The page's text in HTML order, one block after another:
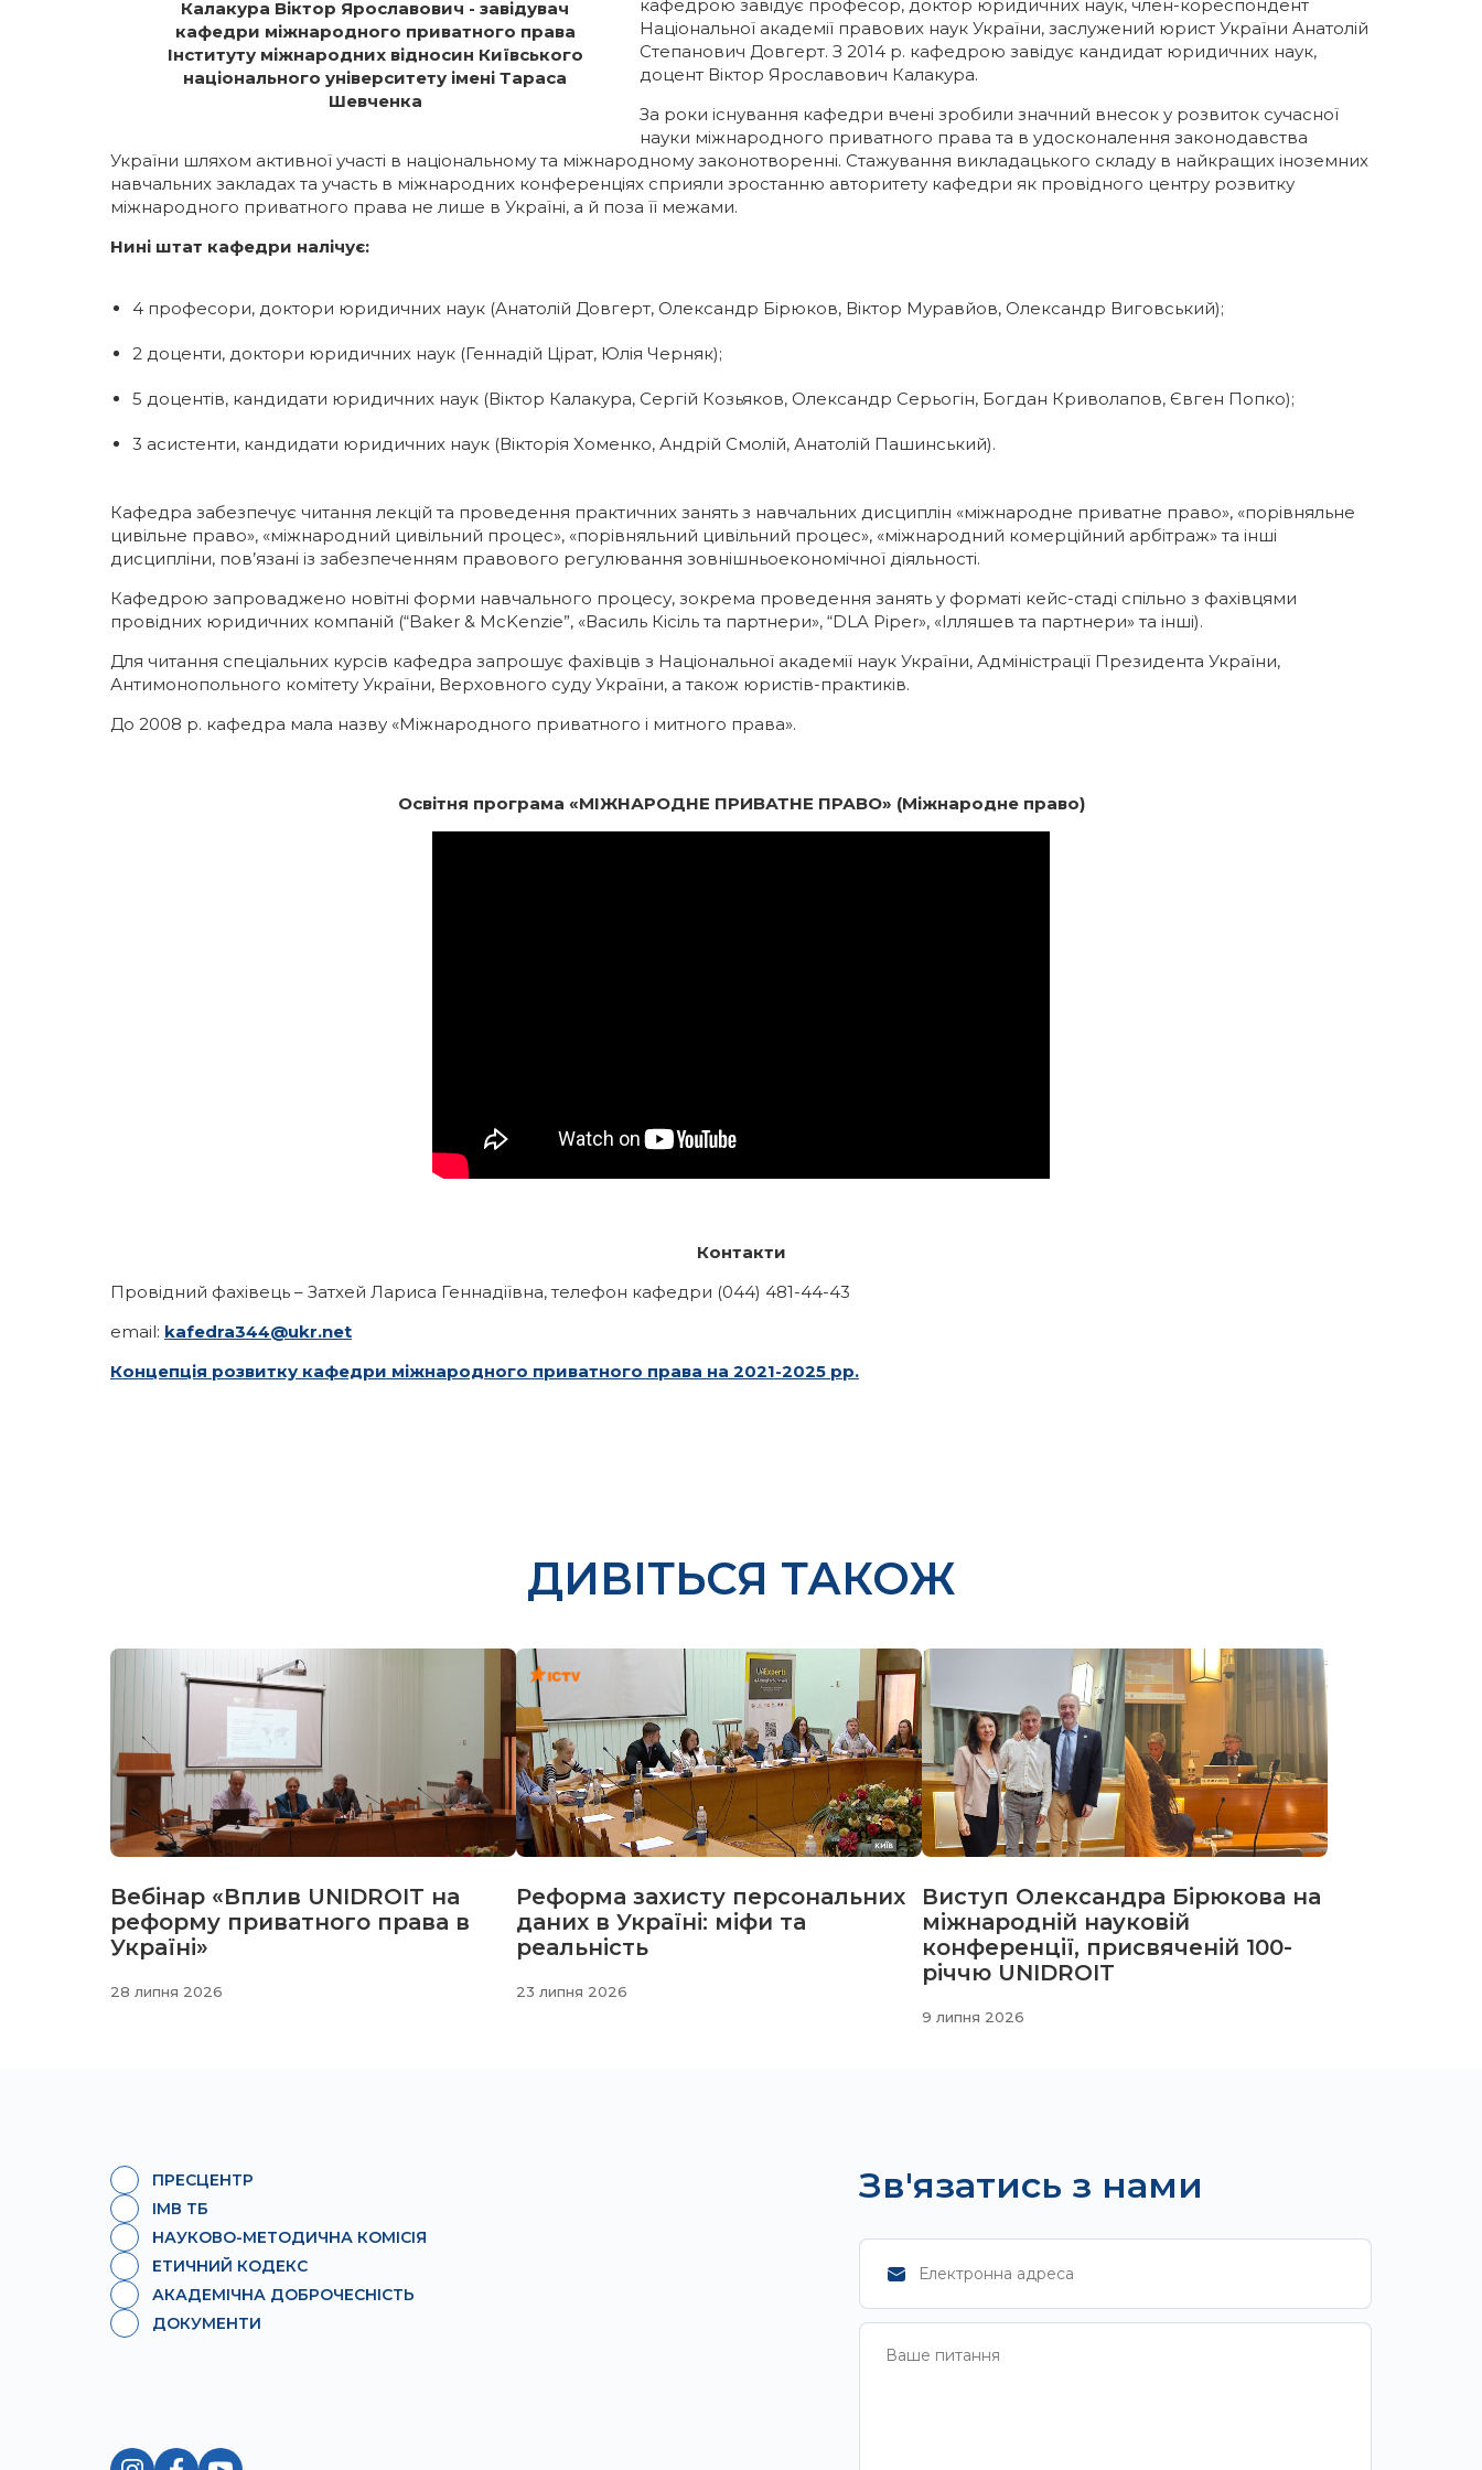
Калакура Віктор Ярославович - завідувач
кафедри міжнародного приватного права
Інституту міжнародних відносин Київського
національного університету імені Тараса
Шевченка
кафедрою завідує професор, доктор юридичних наук, член-кореспондент
Національної академії правових наук України, заслужений юрист України Анатолій
Степанович Довгерт. З 2014 р. кафедрою завідує кандидат юридичних наук,
доцент Віктор Ярославович Калакура.
За роки існування кафедри вчені зробили значний внесок у розвиток сучасної
науки міжнародного приватного права та в удосконалення законодавства
України шляхом активної участі в національному та міжнародному законотворенні. Стажування викладацького складу в найкращих іноземних
навчальних закладах та участь в міжнародних конференціях сприяли зростанню авторитету кафедри як провідного центру розвитку
міжнародного приватного права не лише в Україні, а й поза її межами.
Нині штат кафедри налічує:
4 професори, доктори юридичних наук (Анатолій Довгерт, Олександр Бірюков, Віктор Муравйов, Олександр Виговський);
2 доценти, доктори юридичних наук (Геннадій Цірат, Юлія Черняк);
5 доцентів, кандидати юридичних наук (Віктор Калакура, Сергій Козьяков, Олександр Серьогін, Богдан Криволапов, Євген Попко);
3 асистенти, кандидати юридичних наук (Вікторія Хоменко, Андрій Смолій, Анатолій Пашинський).
Кафедра забезпечує читання лекцій та проведення практичних занять з навчальних дисциплін «міжнародне приватне право», «порівняльне
цивільне право», «міжнародний цивільний процес», «порівняльний цивільний процес», «міжнародний комерційний арбітраж» та інші
дисципліни, пов’язані із забезпеченням правового регулювання зовнішньоекономічної діяльності.
Кафедрою запроваджено новітні форми навчального процесу, зокрема проведення занять у форматі кейс-стаді спільно з фахівцями
провідних юридичних компаній (“Baker & McKenzie”, «Василь Кісіль та партнери», “DLA Piper», «Ілляшев та партнери» та інші).
Для читання спеціальних курсів кафедра запрошує фахівців з Національної академії наук України, Адміністрації Президента України,
Антимонопольного комітету України, Верховного суду України, а також юристів-практиків.
До 2008 р. кафедра мала назву «Міжнародного приватного і митного права».
Освітня програма «МІЖНАРОДНЕ ПРИВАТНЕ ПРАВО» (Міжнародне право)
Контакти
Провідний фахівець – Затхей Лариса Геннадіївна, телефон кафедри (044) 481-44-43
email: kafedra344@ukr.net
Концепція розвитку кафедри міжнародного приватного права на 2021-2025 рр.
ДИВІТЬСЯ ТАКОЖ
Вебінар «Вплив UNIDROIT на
реформу приватного права в
Україні»
28 липня 2026
Реформа захисту персональних
даних в Україні: міфи та
реальність
23 липня 2026
Виступ Олександра Бірюкова на
міжнародній науковій
конференції, присвяченій 100-
річчю UNIDROIT
9 липня 2026
ПРЕСЦЕНТР
ІМВ ТБ
НАУКОВО-МЕТОДИЧНА КОМІСІЯ
ЕТИЧНИЙ КОДЕКС
АКАДЕМІЧНА ДОБРОЧЕСНІСТЬ
ДОКУМЕНТИ
Зв'язатись з нами